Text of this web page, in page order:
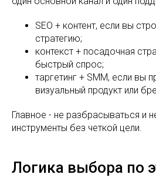
SEO + контент, если вы
стратегию;
контекст + посадочная
быстрый спрос;
таргетинг + SMM, если вы
визуальный продукт или
Главное - не разбрасываться и
инструменты без четкой цели.
Логика выбора по